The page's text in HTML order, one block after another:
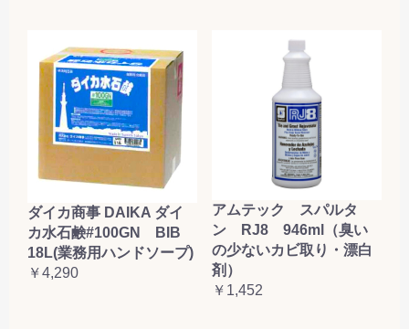
ダイカ商事 DAIKA ダイ
カ水石鹸#100GN BIB
18L(業務用ハンドソープ)
￥4,290
アムテック スパルタ
ン RJ8 946ml（臭い
の少ないカビ取り・漂白
剤）
￥1,452